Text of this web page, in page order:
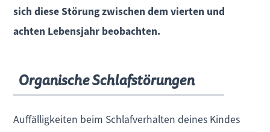
sich diese Störung zwischen dem vierten und
achten Lebensjahr beobachten.
Organische Schlafstörungen
Auffälligkeiten beim Schlafverhalten deines Kindes